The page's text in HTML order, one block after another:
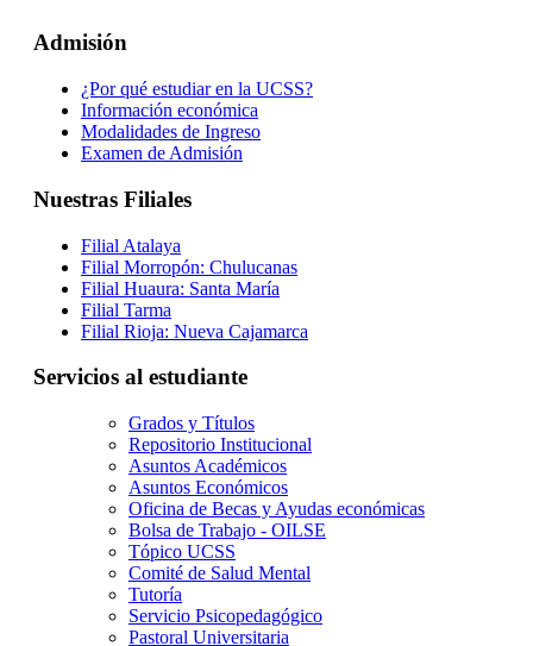
Admisión
¿Por qué estudiar en la UCSS?
Información económica
Modalidades de Ingreso
Examen de Admisión
Nuestras Filiales
Filial Atalaya
Filial Morropón: Chulucanas
Filial Huaura: Santa María
Filial Tarma
Filial Rioja: Nueva Cajamarca
Servicios al estudiante
Grados y Títulos
Repositorio Institucional
Asuntos Académicos
Asuntos Económicos
Oficina de Becas y Ayudas económicas
Bolsa de Trabajo - OILSE
Tópico UCSS
Comité de Salud Mental
Tutoría
Servicio Psicopedagógico
Pastoral Universitaria